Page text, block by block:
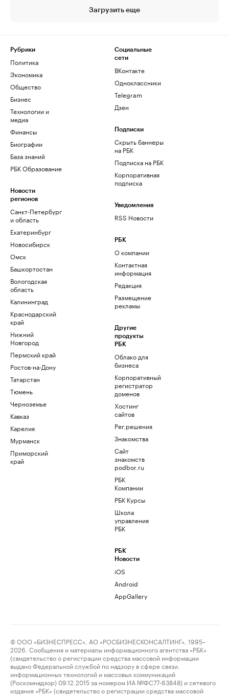
Загрузить еще
Рубрики
Политика
Экономика
Общество
Бизнес
Технологии и
медиа
Финансы
Биографии
База знаний
РБК Образование
Новости
регионов
Санкт-Петербург
и область
Екатеринбург
Новосибирск
Омск
Башкортостан
Вологодская
область
Калининград
Краснодарский
край
Нижний
Новгород
Пермский край
Ростов-на-Дону
Татарстан
Тюмень
Черноземье
Кавказ
Карелия
Мурманск
Приморский
край
Социальные
сети
ВКонтакте
Одноклассники
Telegram
Дзен
Подписки
Скрыть баннеры
на РБК
Подписка на РБК
Корпоративная
подписка
Уведомления
RSS Новости
РБК
О компании
Контактная
информация
Редакция
Размещение
рекламы
Другие
продукты
РБК
Облако для
бизнеса
Корпоративный
регистратор
доменов
Хостинг
сайтов
Рег.решения
Знакомства
Сайт
знакомств
podbor.ru
РБК
Компании
РБК Курсы
Школа
управления
РБК
РБК
Новости
iOS
Android
AppGallery
© ООО «БИЗНЕСПРЕСС», АО «РОСБИЗНЕСКОНСАЛТИНГ», 1995–
2026. Сообщения и материалы информационного агентства «РБК»
(свидетельство о регистрации средства массовой информации
выдано Федеральной службой по надзору в сфере связи,
информационных технологий и массовых коммуникаций
(Роскомнадзор) 09.12.2015 за номером ИА №ФС77-63848) и сетевого
издания «РБК» (свидетельство о регистрации средства массовой